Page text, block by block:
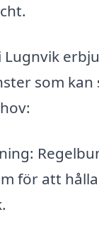
Lugnvik
som kan
för att